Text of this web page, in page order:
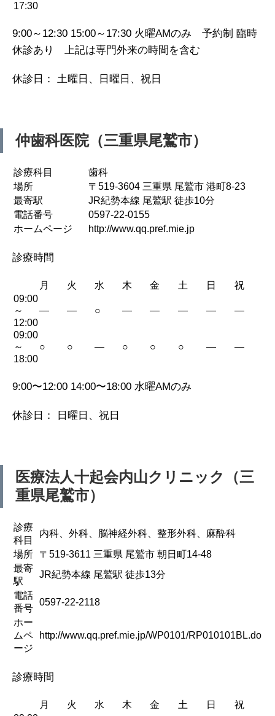
17:30
9:00～12:30 15:00～17:30 火曜AMのみ 予約制 臨時
休診あり 上記は専門外来の時間を含む
休診日： 土曜日、日曜日、祝日
仲歯科医院（三重県尾鷲市）
診療科目
歯科
場所
〒519-3604 三重県 尾鷲市 港町8-23
最寄駅
JR紀勢本線 尾鷲駅 徒歩10分
電話番号
0597-22-0155
ホームページ
http://www.qq.pref.mie.jp
診療時間
月 火 水 木 金 土 日
祝
09:00
～
12:00
— — ○ — — — — —
09:00
～
18:00
○ ○ — ○ ○ ○ — —
9:00〜12:00 14:00〜18:00 水曜AMのみ
休診日： 日曜日、祝日
医療法人十起会内山クリニック（三
重県尾鷲市）
診療
科目
内科、外科、脳神経外科、整形外科、麻酔科
場所
〒519-3611 三重県 尾鷲市 朝日町14-48
最寄
駅
JR紀勢本線 尾鷲駅 徒歩13分
電話
番号
0597-22-2118
ホー
ムペ
ージ
http://www.qq.pref.mie.jp/WP0101/RP010101BL.do
診療時間
月 火 水 木 金 土 日
祝